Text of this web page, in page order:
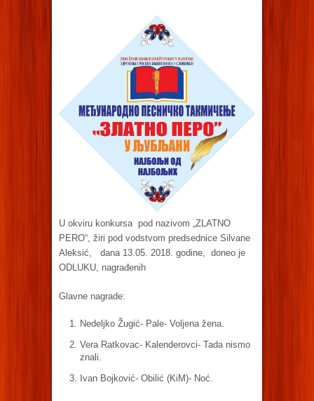
U okviru konkursa pod nazivom „ZLATNO
PERO“, žiri pod vodstvom predsednice Silvane
Aleksić, dana 13.05. 2018. godine, doneo je
ODLUKU, nagrađenih
Glavne nagrade:
Nedeljko Žugić- Pale- Voljena žena.
Vera Ratkovac- Kalenderovci- Tada nismo
znali.
Ivan Bojković- Obilić (KiM)- Noć.